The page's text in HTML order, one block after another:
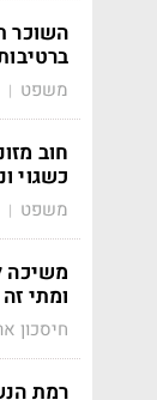
השוכר
משפט |
כשגוי
משפט |
משיכה
ומתי
חיסכון